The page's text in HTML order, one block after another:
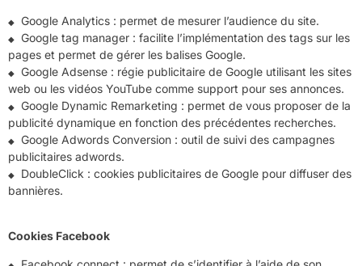
Google Analytics : permet de mesurer l’audience du site.
Google tag manager : facilite l’implémentation des tags sur les
pages et permet de gérer les balises Google.
Google Adsense : régie publicitaire de Google utilisant les sites
web ou les vidéos YouTube comme support pour ses annonces.
Google Dynamic Remarketing : permet de vous proposer de la
publicité dynamique en fonction des précédentes recherches.
Google Adwords Conversion : outil de suivi des campagnes
publicitaires adwords.
DoubleClick : cookies publicitaires de Google pour diffuser des
bannières.
Cookies Facebook